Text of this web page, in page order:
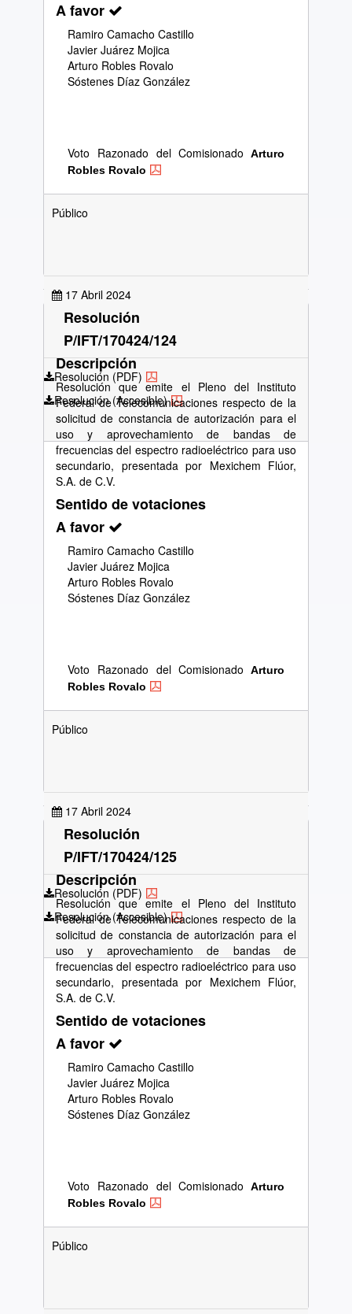
A favor
Ramiro Camacho Castillo
Javier Juárez Mojica
Arturo Robles Rovalo
Sóstenes Díaz González
Voto Razonado del Comisionado Arturo
Robles Rovalo
Público
17 Abril 2024
Resolución (PDF)
Resolución (Accesible)
Resolución
P/IFT/170424/124
Descripción
Resolución que emite el Pleno del Instituto
Federal de Telecomunicaciones respecto de la
solicitud de constancia de autorización para el
uso y aprovechamiento de bandas de
frecuencias del espectro radioeléctrico para uso
secundario, presentada por Mexichem Flúor,
S.A. de C.V.
Sentido de votaciones
A favor
Ramiro Camacho Castillo
Javier Juárez Mojica
Arturo Robles Rovalo
Sóstenes Díaz González
Voto Razonado del Comisionado Arturo
Robles Rovalo
Público
17 Abril 2024
Resolución (PDF)
Resolución (Accesible)
Resolución
P/IFT/170424/125
Descripción
Resolución que emite el Pleno del Instituto
Federal de Telecomunicaciones respecto de la
solicitud de constancia de autorización para el
uso y aprovechamiento de bandas de
frecuencias del espectro radioeléctrico para uso
secundario, presentada por Mexichem Flúor,
S.A. de C.V.
Sentido de votaciones
A favor
Ramiro Camacho Castillo
Javier Juárez Mojica
Arturo Robles Rovalo
Sóstenes Díaz González
Voto Razonado del Comisionado Arturo
Robles Rovalo
Público